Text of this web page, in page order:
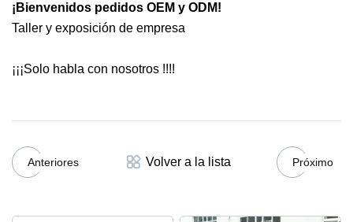
¡Bienvenidos pedidos OEM y ODM!
Taller y exposición de empresa
¡¡¡Solo habla con nosotros !!!!
Anteriores Volver a la lista Próximo